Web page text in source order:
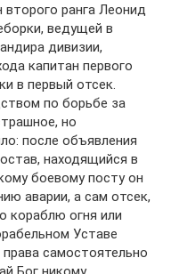
второго ранга Леонид
ведущей в
дивизии,
капитан первого
в первый отсек.
по борьбе за
но
после объявления
находящийся в
боевому посту он
аварии, а сам отсек,
кораблю огня или
Уставе
самостоятельно